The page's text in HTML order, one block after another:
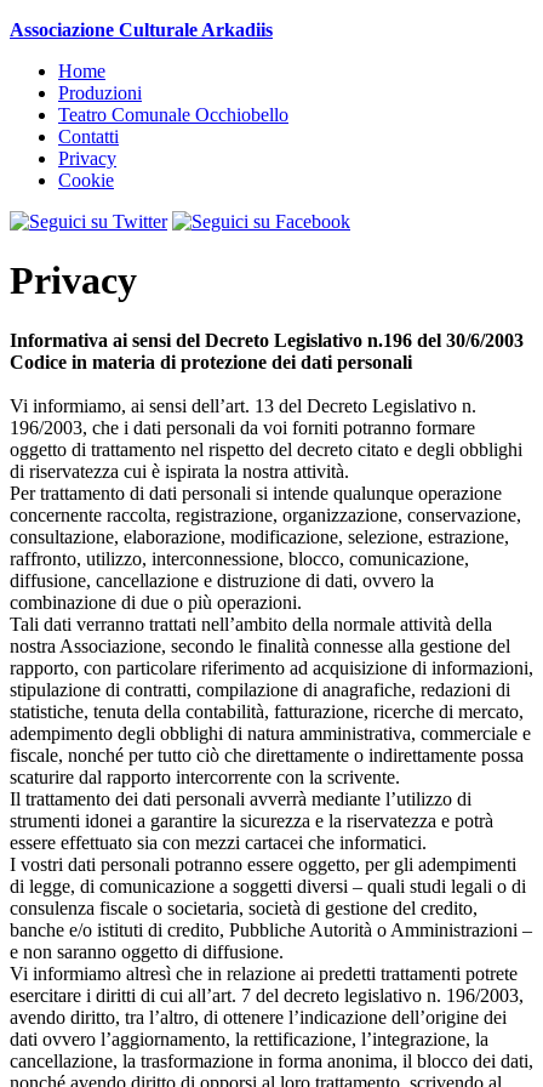
Associazione Culturale Arkadiis
Home
Produzioni
Teatro Comunale Occhiobello
Contatti
Privacy
Cookie
Privacy
Informativa ai sensi del Decreto Legislativo n.196 del 30/6/2003
Codice in materia di protezione dei dati personali
Vi informiamo, ai sensi dell’art. 13 del Decreto Legislativo n.
196/2003, che i dati personali da voi forniti potranno formare
oggetto di trattamento nel rispetto del decreto citato e degli obblighi
di riservatezza cui è ispirata la nostra attività.
Per trattamento di dati personali si intende qualunque operazione
concernente raccolta, registrazione, organizzazione, conservazione,
consultazione, elaborazione, modificazione, selezione, estrazione,
raffronto, utilizzo, interconnessione, blocco, comunicazione,
diffusione, cancellazione e distruzione di dati, ovvero la
combinazione di due o più operazioni.
Tali dati verranno trattati nell’ambito della normale attività della
nostra Associazione, secondo le finalità connesse alla gestione del
rapporto, con particolare riferimento ad acquisizione di informazioni,
stipulazione di contratti, compilazione di anagrafiche, redazioni di
statistiche, tenuta della contabilità, fatturazione, ricerche di mercato,
adempimento degli obblighi di natura amministrativa, commerciale e
fiscale, nonché per tutto ciò che direttamente o indirettamente possa
scaturire dal rapporto intercorrente con la scrivente.
Il trattamento dei dati personali avverrà mediante l’utilizzo di
strumenti idonei a garantire la sicurezza e la riservatezza e potrà
essere effettuato sia con mezzi cartacei che informatici.
I vostri dati personali potranno essere oggetto, per gli adempimenti
di legge, di comunicazione a soggetti diversi – quali studi legali o di
consulenza fiscale o societaria, società di gestione del credito,
banche e/o istituti di credito, Pubbliche Autorità o Amministrazioni –
e non saranno oggetto di diffusione.
Vi informiamo altresì che in relazione ai predetti trattamenti potrete
esercitare i diritti di cui all’art. 7 del decreto legislativo n. 196/2003,
avendo diritto, tra l’altro, di ottenere l’indicazione dell’origine dei
dati ovvero l’aggiornamento, la rettificazione, l’integrazione, la
cancellazione, la trasformazione in forma anonima, il blocco dei dati,
nonché avendo diritto di opporsi al loro trattamento, scrivendo al